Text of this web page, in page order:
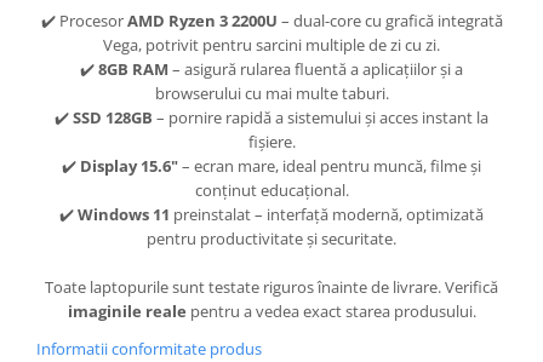
✔️ ProcesorAMD Ryzen 3 2200U – dual-core cu grafică integrată
Vega, potrivit pentru sarcini multiple de zi cu zi.
✔️8GB RAM – asigură rularea fluentă a aplicațiilor și a
browserului cu mai multe taburi.
✔️SSD 128GB – pornire rapidă a sistemului și acces instant la
fișiere.
✔️ Display 15.6"– ecran mare, ideal pentru muncă, filme și
conținut educațional.
✔️Windows 11 preinstalat – interfață modernă, optimizată
pentru productivitate și securitate.
Toate laptopurile sunt testate riguros înainte de livrare. Verifică
imaginile reale pentru a vedea exact starea produsului.
Informatii conformitate produs